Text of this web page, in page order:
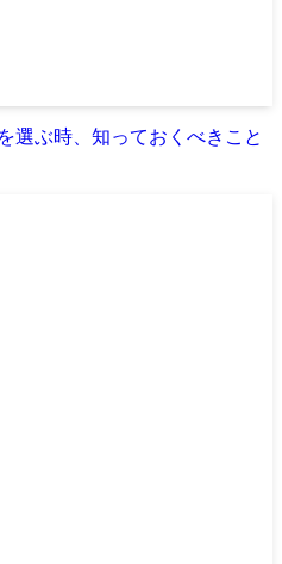
選ぶ時、知っておくべきこと